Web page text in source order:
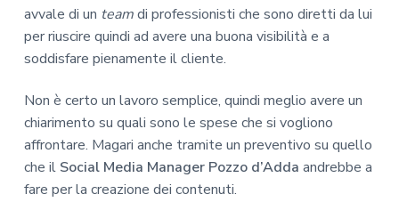
avvale di un teamdi professionisti che sono diretti da lui
per riuscire quindi ad avere una buona visibilità e a
soddisfare pienamente il cliente.
Non è certo un lavoro semplice, quindi meglio avere un
chiarimento su quali sono le spese che si vogliono
affrontare. Magari anche tramite un preventivo su quello
che il Social Media Manager Pozzo d’Adda andrebbe a
fare per la creazione dei contenuti.